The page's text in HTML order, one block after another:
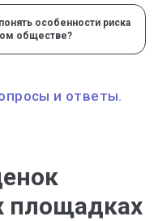
особенности риска
обществе?
и ответы.
площадках